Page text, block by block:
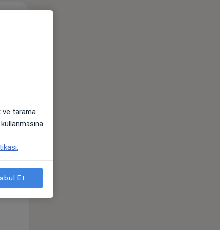
Sal,
11 Ağustos
ve tarama
Et